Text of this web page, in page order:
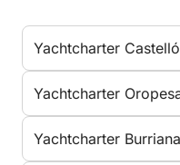
Yachtcharter
Yachtcharter
Yachtcharter Burriana